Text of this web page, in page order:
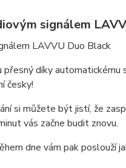
signálem
LAVVU Duo Black
díky automatickému
česky!
si můžete být jistí, že
vás začne budit znovu.
dne vám pak